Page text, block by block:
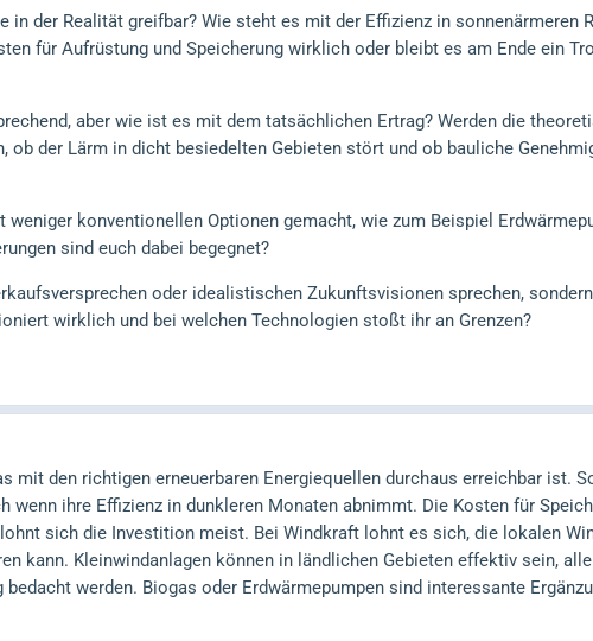
in der Realität greifbar? Wie steht es mit der Effizienz in sonnenärmeren
für Aufrüstung und Speicherung wirklich oder bleibt es am Ende ein
aber wie ist es mit dem tatsächlichen Ertrag? Werden die
ob der Lärm in dicht besiedelten Gebieten stört und ob bauliche
weniger konventionellen Optionen gemacht, wie zum Beispiel
sind euch dabei begegnet?
oder idealistischen Zukunftsvisionen sprechen,
wirklich und bei welchen Technologien stoßt ihr an Grenzen?
mit den richtigen erneuerbaren Energiequellen durchaus erreichbar ist.
wenn ihre Effizienz in dunkleren Monaten abnimmt. Die Kosten für
sich die Investition meist. Bei Windkraft lohnt es sich, die lokalen
kann. Kleinwindanlagen können in ländlichen Gebieten effektiv sein,
werden. Biogas oder Erdwärmepumpen sind interessante